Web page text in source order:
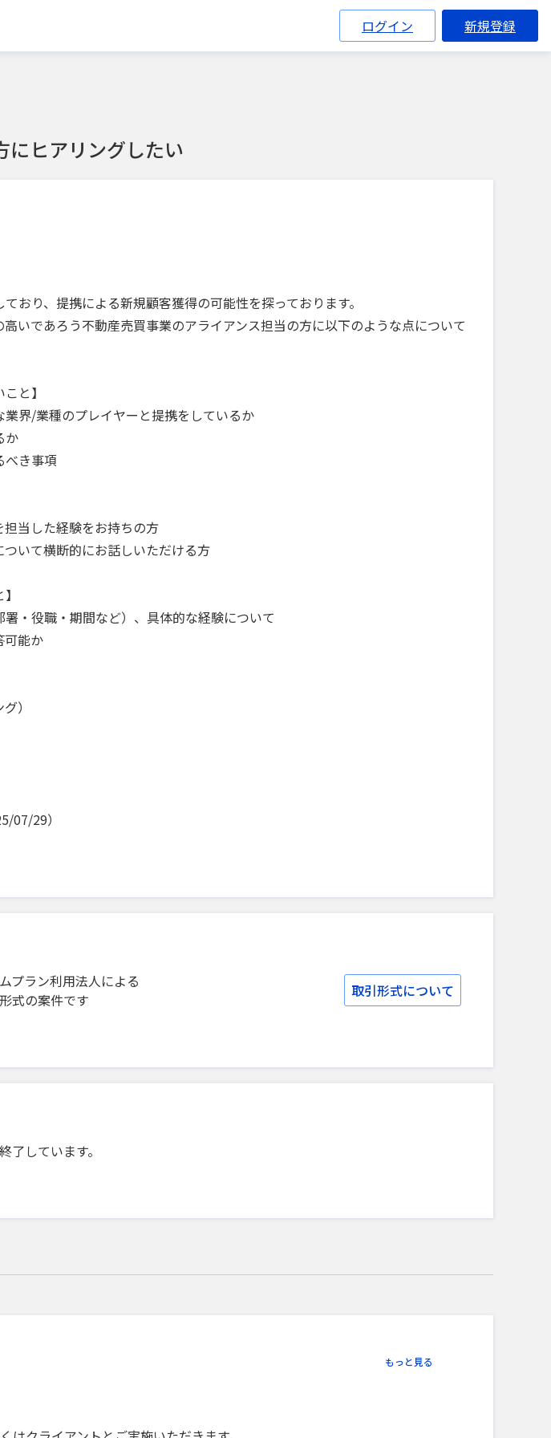
ログイン 新規登録
にヒアリングしたい
おり、提携による新規顧客獲得の可能性を探っております。
いであろう不動産売買事業のアライアンス担当の方に以下のような点について
と】
業界/業種のプレイヤーと提携をしているか
か
べき事項
担当した経験をお持ちの方
いて横断的にお話しいただける方
・役職・期間など）、具体的な経験について
可能か
）
07/29）
プラン利用法人による
式の案件です
取引形式について
了しています。
もっと見る